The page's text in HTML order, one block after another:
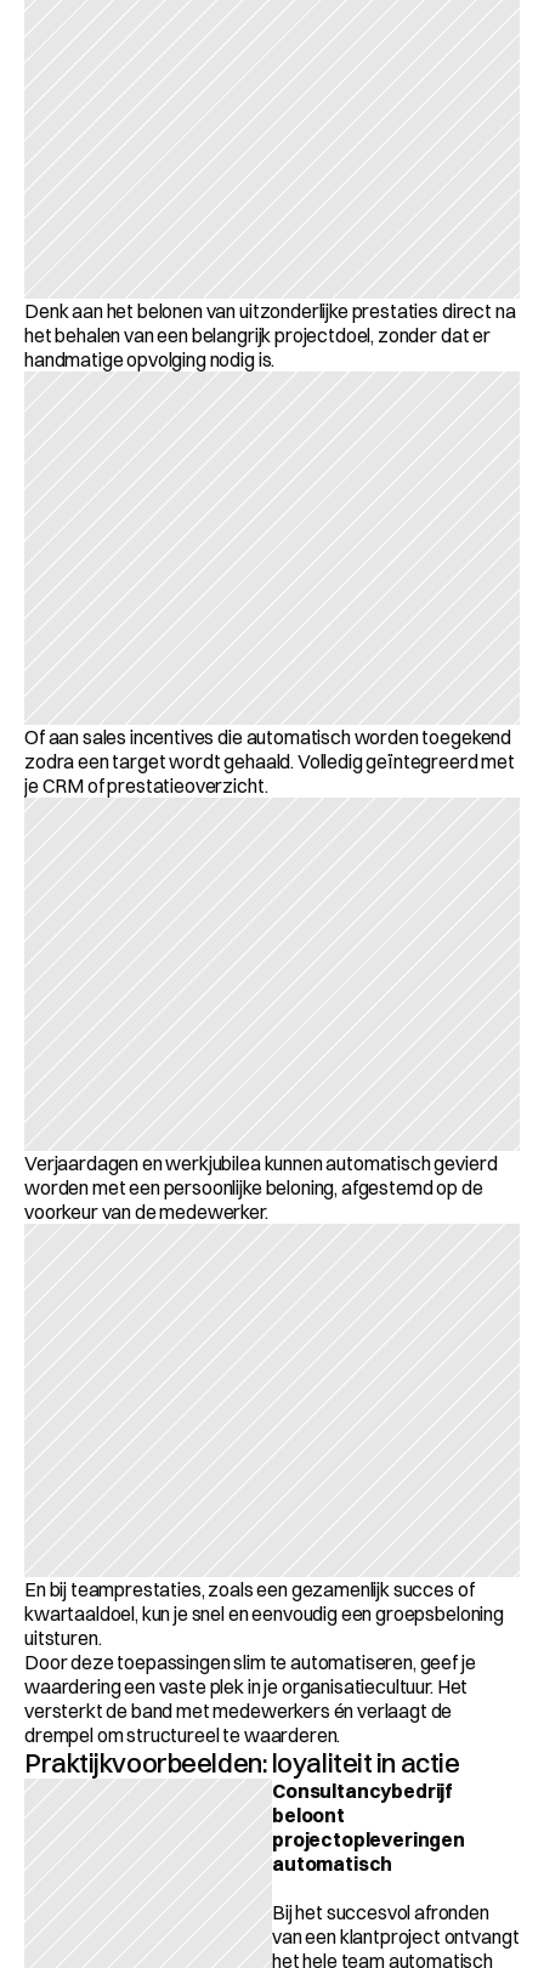
Denk aan het belonen van uitzonderlijke prestaties direct na
het behalen van een belangrijk projectdoel, zonder dat er
handmatige opvolging nodig is.
Of aan sales incentives die automatisch worden toegekend
zodra een target wordt gehaald. Volledig geïntegreerd met
je CRM of prestatieoverzicht.
Verjaardagen en werkjubilea kunnen automatisch gevierd
worden met een persoonlijke beloning, afgestemd op de
voorkeur van de medewerker.
En bij teamprestaties, zoals een gezamenlijk succes of
kwartaaldoel, kun je snel en eenvoudig een groepsbeloning
uitsturen.
Door deze toepassingen slim te automatiseren, geef je
waardering een vaste plek in je organisatiecultuur. Het
versterkt de band met medewerkers én verlaagt de
drempel om structureel te waarderen.
Praktijkvoorbeelden: loyaliteit in actie
Consultancybedrijf
beloont
projectopleveringen
automatisch
Bij het succesvol afronden
van een klantproject ontvangt
het hele team automatisch